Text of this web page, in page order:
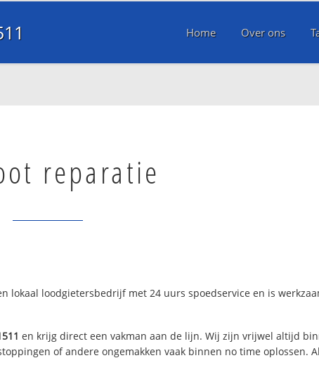
Home Over ons
reparatie
lokaal loodgietersbedrijf met 24 uurs spoedservice en is
en krijg direct een vakman aan de lijn. Wij zijn vrijwel altijd
of andere ongemakken vaak binnen no time oplossen.